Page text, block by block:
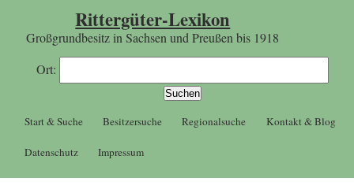
Rittergüter-Lexikon
Großgrundbesitz in Sachsen und Preußen bis 1918
Ort:
Start & Suche Besitzersuche Regionalsuche Kontakt & Blog
Datenschutz Impressum